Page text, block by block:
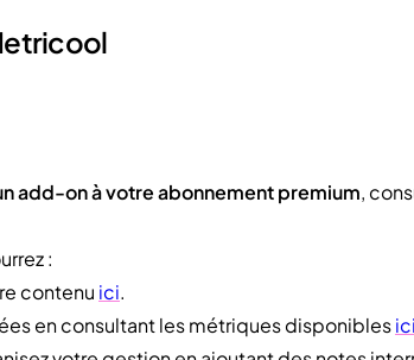
add-on à votre abonnement premium,
:
contenu ici.
en consultant les métriques disponiblesici